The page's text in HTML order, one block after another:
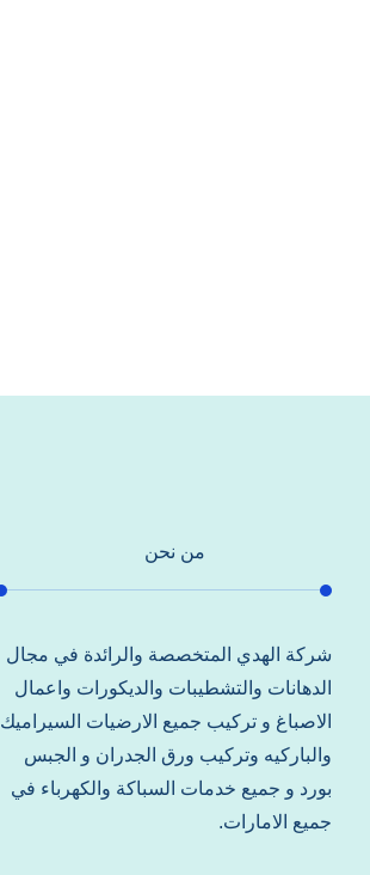
من نحن
شركة الهدي المتخصصة والرائدة في مجال
الدهانات والتشطيبات والديكورات واعمال
الاصباغ و تركيب جميع الارضيات السيراميك
والباركيه وتركيب ورق الجدران و الجبس
بورد و جميع خدمات السباكة والكهرباء في
جميع الامارات.